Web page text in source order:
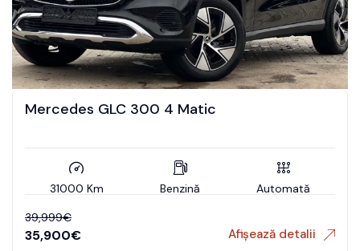
Mercedes GLC 300 4 Matic
31000 Km Benzină
Automată
39,999€
35,900€ Afișează detalii